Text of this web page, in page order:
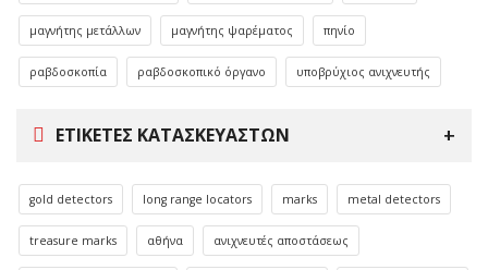
μαγνήτης μετάλλων μαγνήτης ψαρέματος πηνίο
ραβδοσκοπία ραβδοσκοπικό όργανο υποβρύχιος ανιχνευτής
ΕΤΙΚΈΤΕΣ ΚΑΤΑΣΚΕΥΑΣΤΏΝ
gold detectors long range locators marks metal detectors
treasure marks αθήνα ανιχνευτές αποστάσεως